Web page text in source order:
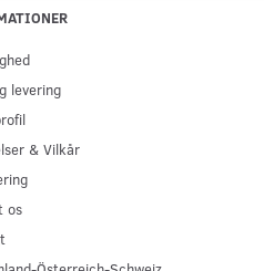
levering
& Vilkår
os